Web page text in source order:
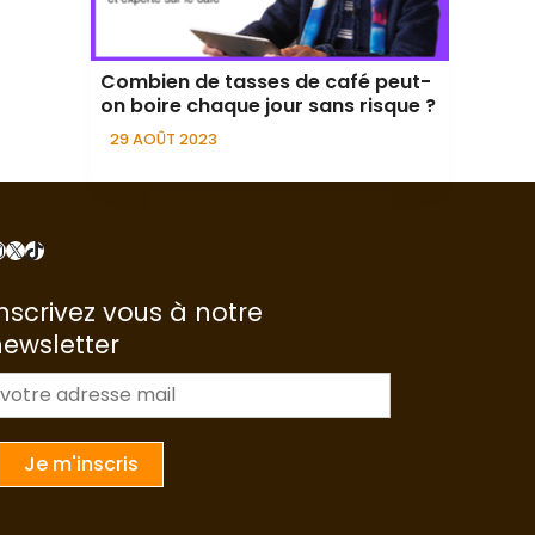
Combien de tasses de café peut-
on boire chaque jour sans risque ?
29 AOÛT 2023
X TikTok
vous à notre
Je m'inscris